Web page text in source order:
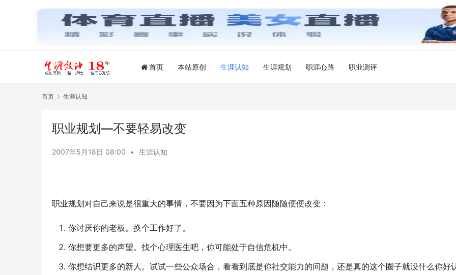
首页 本站原创 生涯认知 生涯规划 职涯心路 职业测评
首页 生涯认知
职业规划—不要轻易改变
2007年5月18日 08:00 • 生涯认知
职业规划对自己来说是很重大的事情，不要因为下面五种原因随随便便改变：
你讨厌你的老板。换个工作好了。
你想要更多的声望。找个心理医生吧，你可能处于自信危机中。
你想结识更多的新人。试试一些公众场合，看看到底是你社交能力的问题，还是真的这个圈子就没什么你好